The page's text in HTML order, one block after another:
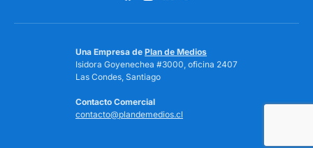
Una Empresa de Plan de Medios
Isidora Goyenechea #3000, oficina 2407
Las Condes, Santiago
Contacto Comercial
contacto@plandemedios.cl